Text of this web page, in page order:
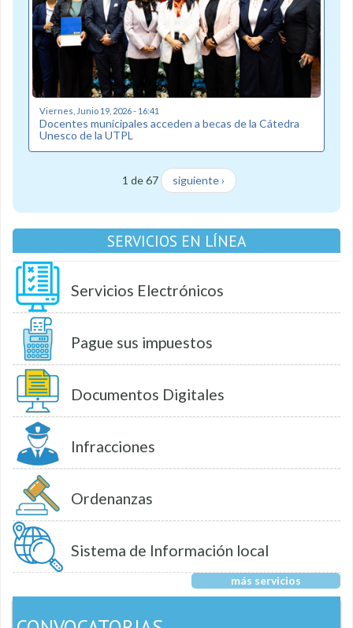
Viernes, Junio 19, 2026 - 16:41
Docentes municipales acceden a becas de la Cátedra
Unesco de la UTPL
1 de 67 siguiente ›
SERVICIOS EN LÍNEA
Servicios Electrónicos
Pague sus impuestos
Documentos Digitales
Infracciones
Ordenanzas
Sistema de Información local
más servicios